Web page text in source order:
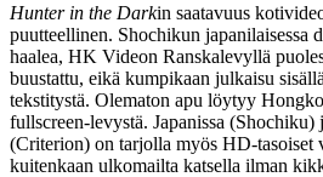
Hunter in the Darkin saatavuus
puutteellinen. Shochikun japanilaisessa
haalea, HK Videon Ranskalevyllä
buustattu, eikä kumpikaan julkaisu
tekstitystä. Olematon apu löytyy
fullscreen-levystä. Japanissa (Shochiku)
(Criterion) on tarjolla myös HD‑tasoiset
kuitenkaan ulkomailta katsella ilman